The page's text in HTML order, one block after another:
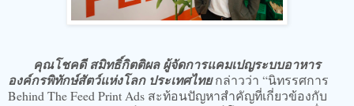
คุณโชคดี สมิทธิ์กิตติผล ผู้จัดการแคมเปญระบบอาหาร
องค์กรพิทักษ์สัตว์แห่งโลก ประเทศไทยกล่าวว่า “นิทรรศการ
Behind The Feed Print Ads สะท้อนปัญหาสำคัญที่เกี่ยวข้องกับ